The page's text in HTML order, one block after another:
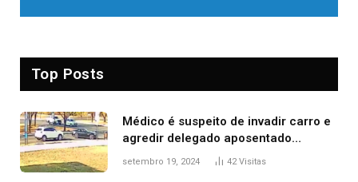
Top Posts
Médico é suspeito de invadir carro e
agredir delegado aposentado
durante confusão no trânsito
setembro 19, 2024 42Visitas